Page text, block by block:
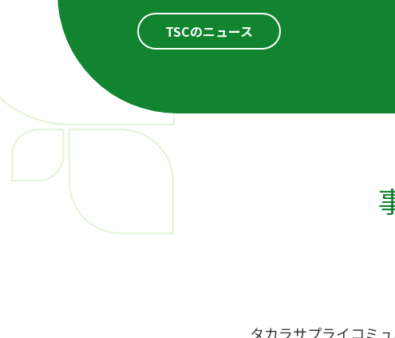
TSCのニュース
タカラサプライコミ